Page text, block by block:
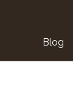
Blog